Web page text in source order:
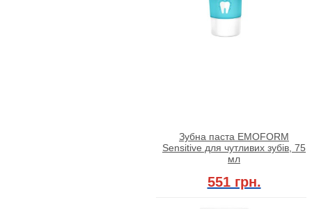
Зубна паста EMOFORM
Sensitive для чутливих зубів, 75
мл
551 грн.